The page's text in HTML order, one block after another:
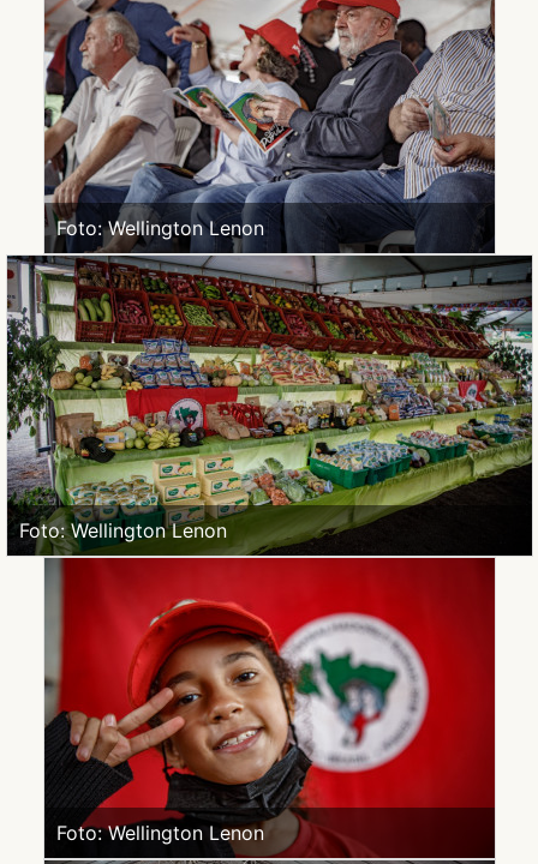
Foto: Wellington Lenon
Foto: Wellington Lenon
Foto: Wellington Lenon